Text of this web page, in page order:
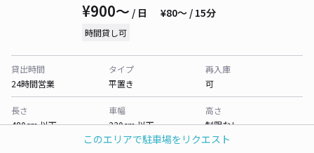
このエリアで駐車場をリクエスト
¥900〜 / 日 ¥80〜 / 15分
時間貸し可
貸出時間
24時間営業
タイプ
平置き
再入庫
可
長さ
480cm 以下
車幅
230cm 以下
高さ
制限なし